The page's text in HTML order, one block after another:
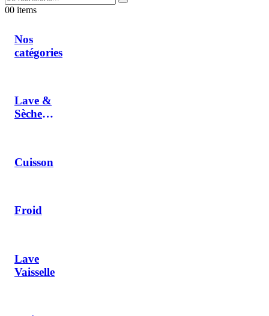
00 items
Nos
catégories
Lave &
Sèche
Cuisson
Froid
Lave
Vaisselle